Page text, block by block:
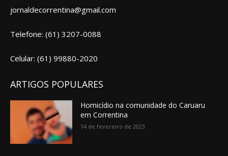
jornaldecorrentina@gmail.com
Telefone: (61) 3207-0088
Celular: (61) 99880-2020
ARTIGOS POPULARES
Homicídio na comunidade do Caruaru
em Correntina
14 de fevereiro de 2023